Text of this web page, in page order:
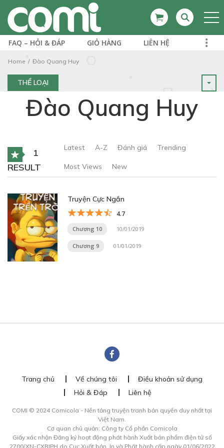
FAQ – HỎI & ĐÁP GIỎ HÀNG LIÊN HỆ
Home Đào Quang Huy
THỂ LOẠI
Đào Quang Huy
1
RESULT
Latest A-Z Đánh giá Trending
Most Views New
Truyện Cực Ngắn
4.7
Chương 10 10/01/2019
Chương 9 01/01/2019
Trang chủ Về chúng tôi
Điều khoản sử dụng
Hỏi & Đáp
Liên hệ
COMI © 2024 Comicola - Nền tảng truyện tranh bản quyền duy nhất tại
Việt Nam.
Cơ quan chủ quản: Công ty Cổ phần Comicola
Giấy xác nhận Đăng ký hoạt động phát hành Xuất bản phẩm điện tử số
2700/XN-CXBIPH do Cục Xuất bản, In và Phát hành cấp ngày 01/06/2022